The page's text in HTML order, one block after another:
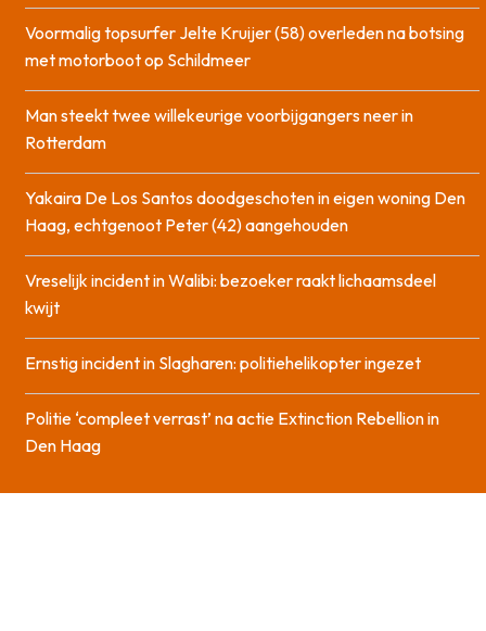
Voormalig topsurfer Jelte Kruijer (58) overleden na botsing
met motorboot op Schildmeer
Man steekt twee willekeurige voorbijgangers neer in
Rotterdam
Yakaira De Los Santos doodgeschoten in eigen woning Den
Haag, echtgenoot Peter (42) aangehouden
Vreselijk incident in Walibi: bezoeker raakt lichaamsdeel
kwijt
Ernstig incident in Slagharen: politiehelikopter ingezet
Politie ‘compleet verrast’ na actie Extinction Rebellion in
Den Haag